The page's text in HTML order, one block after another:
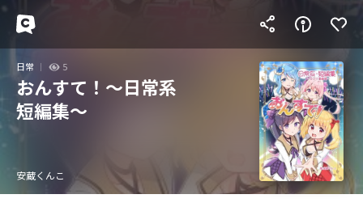
日常 5
おんすて！～日常系
短編集～
安蔵くんこ